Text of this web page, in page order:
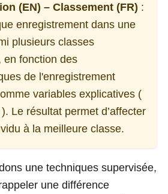
(EN) – Classement (FR) :
enregistrement dans une
plusieurs classes
en fonction des
de l'enregistrement
variables explicatives (
Le résultat permet d’affecter
à la meilleure classe.
une techniques supervisée,
une différence